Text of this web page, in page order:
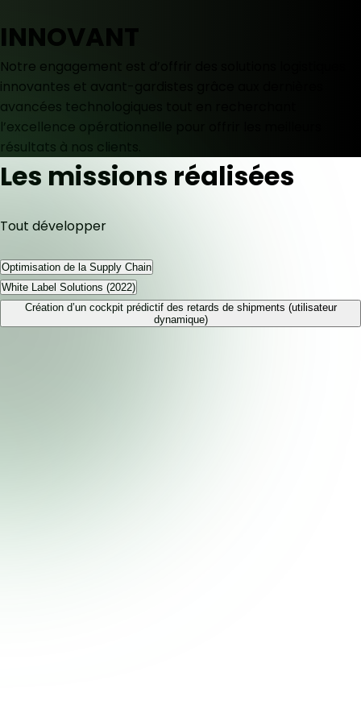
INNOVANT
Notre engagement est d’offrir des solutions logistiques
innovantes et avant-gardistes grâce aux dernières
avancées technologiques tout en recherchant
l’excellence opérationnelle pour offrir les meilleurs
résultats à nos clients.
Les missions réalisées
Tout développer
Optimisation de la Supply Chain
White Label Solutions (2022)
Création d’un cockpit prédictif des retards de shipments (utilisateur
dynamique)